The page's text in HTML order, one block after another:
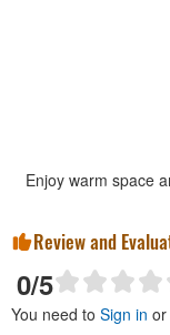
Enjoy warm space
Review and
0/5
You need to Sign in or